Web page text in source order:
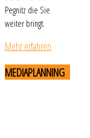
Pegnitz die Sie
weiter bringt.
Mehr erfahren
MEDIAPLANNING